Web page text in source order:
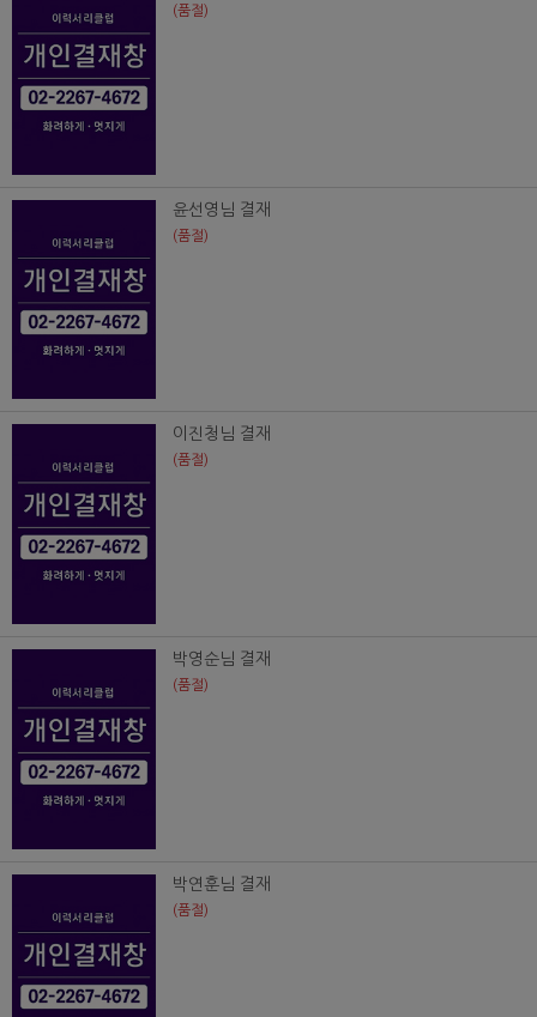
(품절)
윤선영님 결재
(품절)
이진청님 결재
(품절)
박영순님 결재
(품절)
박연훈님 결재
(품절)